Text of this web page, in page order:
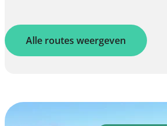
Alle routes weergeven